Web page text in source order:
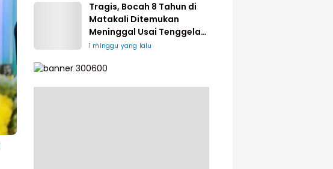
Tragis, Bocah 8 Tahun di
Matakali Ditemukan
Meninggal Usai Tenggelam
di Sungai
1 minggu yang lalu